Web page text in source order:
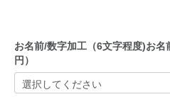
お名前/数字加工（6文字程度)お
円）